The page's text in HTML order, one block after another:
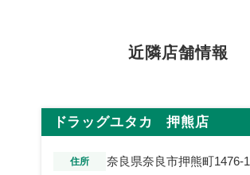
近隣店舗情報
ドラッグユタカ 押熊店
住所 奈良県奈良市押熊町1476-1